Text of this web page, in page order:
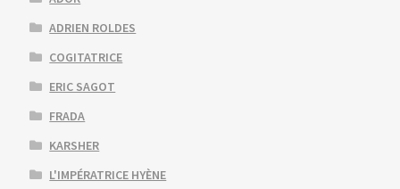
ADRIEN ROLDES
COGITATRICE
ERIC SAGOT
FRADA
KARSHER
L'IMPÉRATRICE HYÈNE